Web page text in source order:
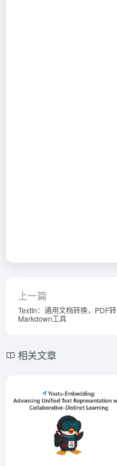
上一篇
TextIn：通用文档转换，PDF转
Markdown工具
相关文章